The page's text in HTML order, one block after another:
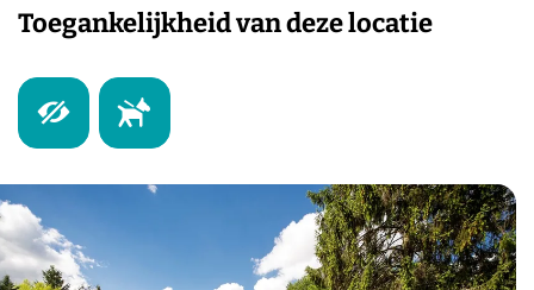
Toegankelijkheid van deze locatie